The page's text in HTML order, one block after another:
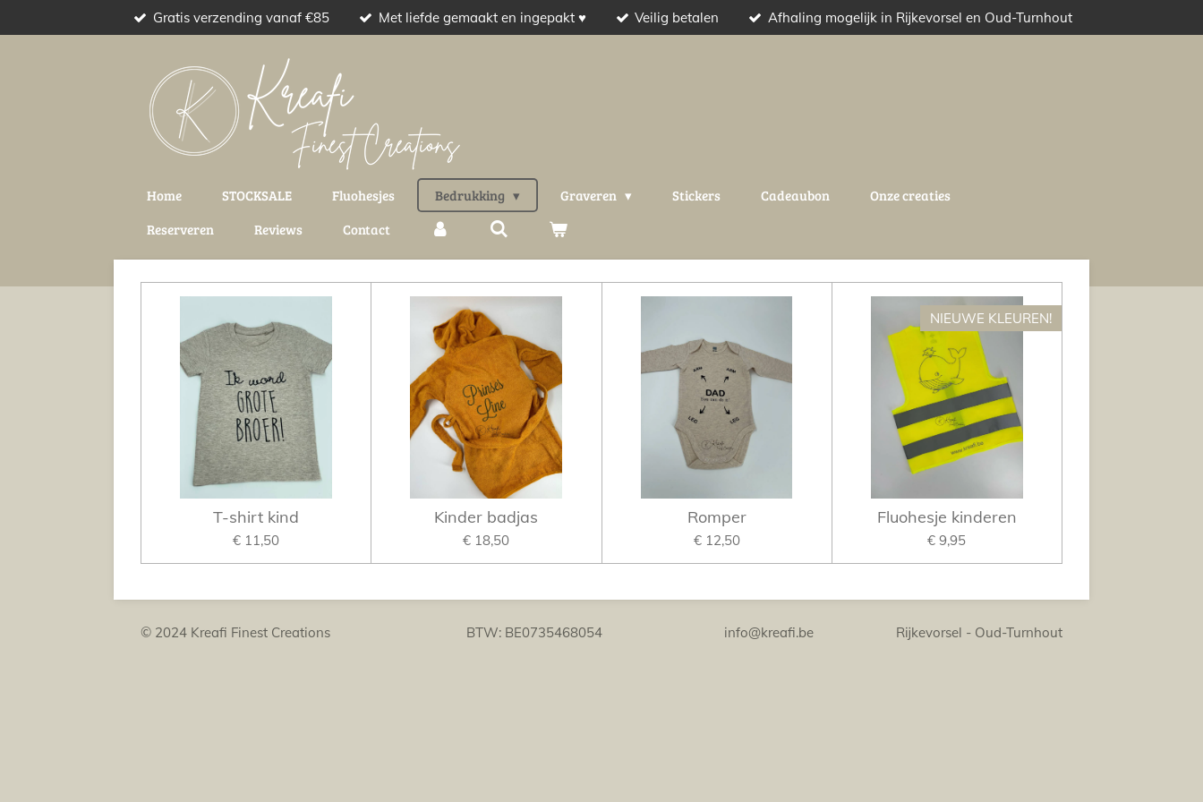
direct
Gratis verzending vanaf €85 Met liefde gemaakt en ingepakt ♥ Veilig betalen Afhaling mogelijk in Rijkevorsel en Oud-Turnhout
Home STOCKSALE Fluohesjes Bedrukking Graveren Stickers Cadeaubon
Onze creaties
Reserveren
Reviews Contact
T-shirt kind
€ 11,50
Kinder badjas
€ 18,50
Romper
€ 12,50
NIEUWE KLEUREN!
Fluohesje kinderen
€ 9,95
© 2024 Kreafi Finest Creations BTW: BE0735468054 info@kreafi.be Rijkevorsel - Oud-Turnhout